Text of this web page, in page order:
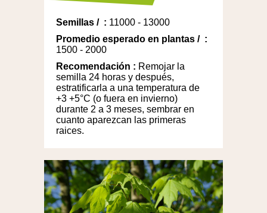
Semillas / : 11000 - 13000
Promedio esperado en plantas / :
1500 - 2000
Recomendación : Remojar la
semilla 24 horas y después,
estratificarla a una temperatura de
+3 +5°C (o fuera en invierno)
durante 2 a 3 meses, sembrar en
cuanto aparezcan las primeras
raices.